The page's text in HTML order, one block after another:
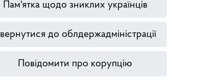
Пам'ятка щодо зниклих українців
до облдержадміністрації
Повідомити про корупцію